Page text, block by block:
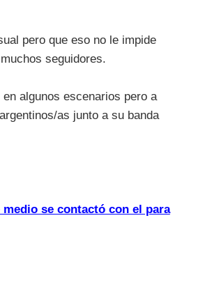
pero que eso no le impide
seguidores.
algunos escenarios pero a
as junto a su banda
se contactó con el para